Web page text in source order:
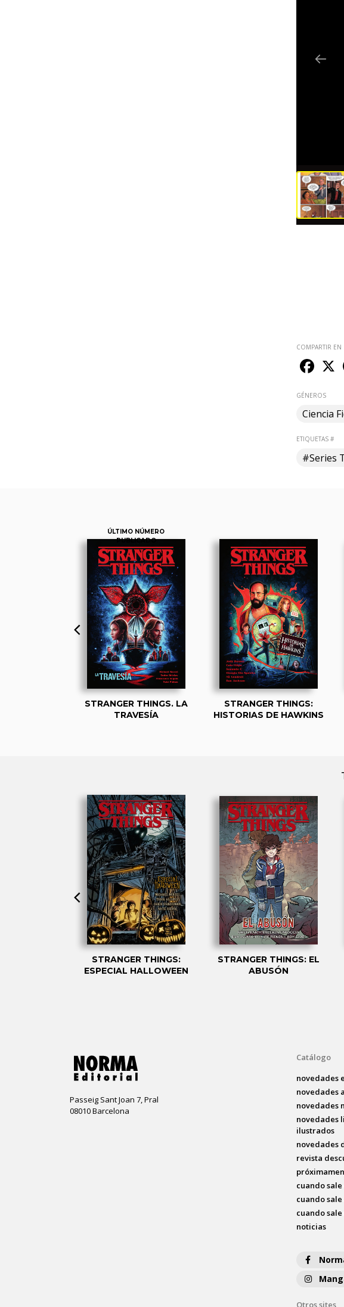
COMPARTIR EN
X
GÉNEROS
Ciencia
ETIQUETAS #
#Series
ÚLTIMO NÚMERO
PUBLICADO
STRANGER THINGS. LA
TRAVESÍA
STRANGER THINGS:
HISTORIAS DE HAWKINS
STRANGER THINGS:
ESPECIAL HALLOWEEN
STRANGER THINGS: EL
ABUSÓN
Passeig Sant Joan 7, Pral
08010 Barcelona
Catálogo
novedades
novedades
novedades
novedades
ilustrados
novedades
revista
cuando
cuando
cuando
noticias